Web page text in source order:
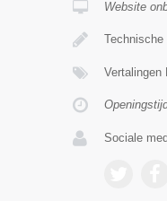
Website
Technische
Vertalingen
Sociale